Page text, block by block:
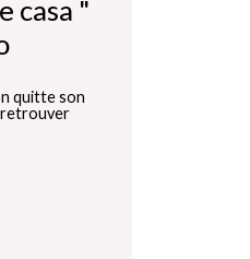
casa "
quitte son
retrouver